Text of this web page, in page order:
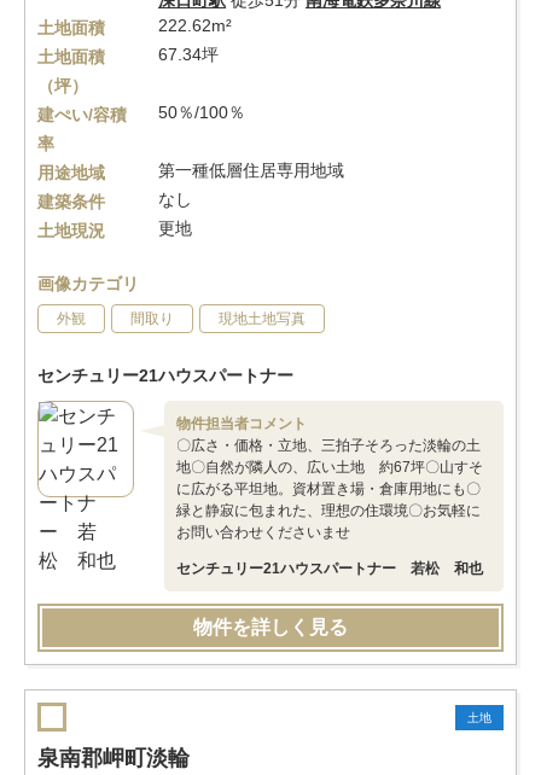
土地面積
222.62m²
土地面積
（坪）
67.34坪
建ぺい/容積
率
50％/100％
用途地域
第一種低層住居専用地域
建築条件
なし
土地現況
更地
画像カテゴリ
外観 間取り 現地土地写真
センチュリー21ハウスパートナー
物件担当者コメント
〇広さ・価格・立地、三拍子そろった淡輪の土
地〇自然が隣人の、広い土地 約67坪〇山すそ
に広がる平坦地。資材置き場・倉庫用地にも〇
緑と静寂に包まれた、理想の住環境〇お気軽に
お問い合わせくださいませ
センチュリー21ハウスパートナー 若松 和也
物件を詳しく見る
土地
泉南郡岬町淡輪